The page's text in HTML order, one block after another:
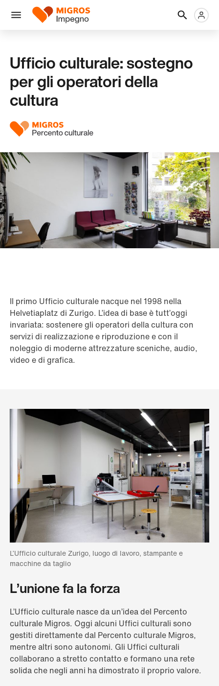
navigazione
Intestazione
Menu
Logo
Ufficio culturale: sostegno
per gli operatori della
cultura
Il primo Ufficio culturale nacque nel 1998 nella
Helvetiaplatz di Zurigo. L’idea di base è tutt’oggi
invariata: sostenere gli operatori della cultura con
servizi di realizzazione e riproduzione e con il
noleggio di moderne attrezzature sceniche, audio,
video e di grafica.
L’Ufficio culturale Zurigo, luogo di lavoro, stampante e
macchine da taglio
L’unione fa la forza
L’Ufficio culturale nasce da un’idea del Percento
culturale Migros. Oggi alcuni Uffici culturali sono
gestiti direttamente dal Percento culturale Migros,
mentre altri sono autonomi. Gli Uffici culturali
collaborano a stretto contatto e formano una rete
solida che negli anni ha dimostrato il proprio valore.